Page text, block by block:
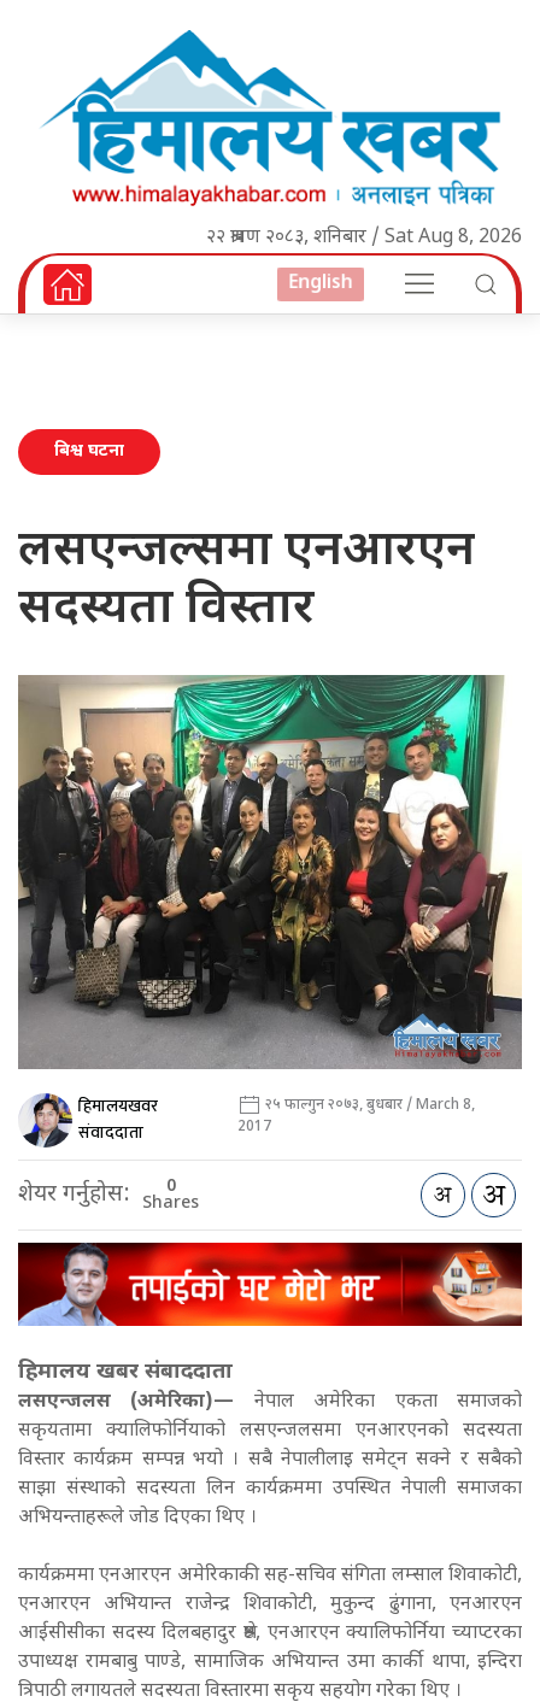
२२ श्रावण २०८३, शनिबार / Sat Aug 8, 2026
English
बिश्व घटना
लसएन्जल्समा एनआरएन
सदस्यता विस्तार
हिमालयखवर
संवाददाता
२५ फाल्गुन २०७३, बुधबार / March 8,
2017
शेयर गर्नुहोस: 0
Shares
हिमालय खबर संबाददाता
लसएन्जलस (अमेरिका)— नेपाल अमेरिका एकता समाजको
सकृयतामा क्यालिफोर्नियाको लसएन्जलसमा एनआरएनको सदस्यता
विस्तार कार्यक्रम सम्पन्न भयो । सबै नेपालीलाइ समेट्न सक्ने र सबैको
साझा संस्थाको सदस्यता लिन कार्यक्रममा उपस्थित नेपाली समाजका
अभियन्ताहरूले जोड दिएका थिए ।
कार्यक्रममा एनआरएन अमेरिकाकी सह-सचिव संगिता लम्साल शिवाकोटी,
एनआरएन अभियान्त राजेन्द्र शिवाकोटी, मुकुन्द ढुंगाना, एनआरएन
आईसीसीका सदस्य दिलबहादुर श्रेष्ठ, एनआरएन क्यालिफोर्निया च्याप्टरका
उपाध्यक्ष रामबाबु पाण्डे, सामाजिक अभियान्त उमा कार्की थापा, इन्दिरा
त्रिपाठी लगायतले सदस्यता विस्तारमा सकृय सहयोग गरेका थिए ।